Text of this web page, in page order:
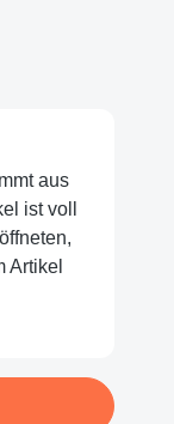
aus
ist voll
Artikel